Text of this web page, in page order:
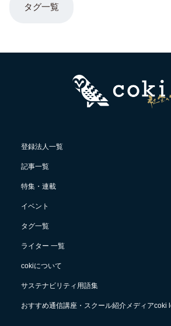
タグ一覧
登録法人一覧
記事一覧
特集・連載
イベント
タグ一覧
ライター 一覧
cokiについて
サステナビリティ用語集
おすすめ通信講座・スクール紹介メディアcoki